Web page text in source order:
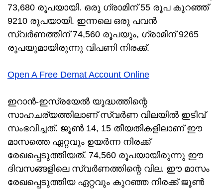
73,680 രൂപയായി. ഒരു ഗ്രാമിന് 55 രൂപ കുറഞ്ഞ്
9210 രൂപയായി. ഇന്നലെ ഒരു പവൻ
സ്വർണത്തിന് 74,560 രൂപയും, ഗ്രാമിന് 9265
രൂപയുമായിരുന്നു വിപണി നിരക്ക്.
Open A Free Demat Account Online
ഇറാൻ-ഇസ്രയേൽ യുദ്ധത്തിന്റെ
സാഹചര്യത്തിലാണ് സ്വർണ വിലയിൽ ഇടിവ്
സംഭവിച്ചത്. ജൂൺ 14, 15 തീയതികളിലാണ് ഈ
മാസത്തെ ഏറ്റവും ഉയർന്ന നിരക്ക്
രേഖപ്പെടുത്തിയത്. 74,560 രൂപയായിരുന്നു ഈ
ദിവസങ്ങളിലെ സ്വർണത്തിന്റെ വില. ഈ മാസം
രേഖപ്പെടുത്തിയ ഏറ്റവും കുറഞ്ഞ നിരക്ക് ജൂൺ